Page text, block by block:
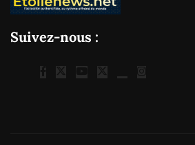
Suivez-nous :